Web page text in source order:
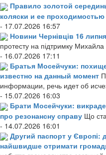
Правило золотой
коляски и ее проходимостью
- 17.07.2026 16:57
Новини Чернівців 16 липня
протесту на підтримку Михайла
- 16.07.2026 17:11
Братья Мосейчуки:
известно на данный момент
информации, речь идет об
- 15.07.2026 16:03
Брати Мосейчуки:
про резонансну справу Що
- 14.07.2026 16:01
Другий паспорт у Європі:
найшвидше отримати